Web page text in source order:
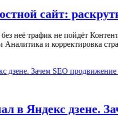
сайт:
неё трафик не пойдёт
и корректировка
в Яндекс дзене.